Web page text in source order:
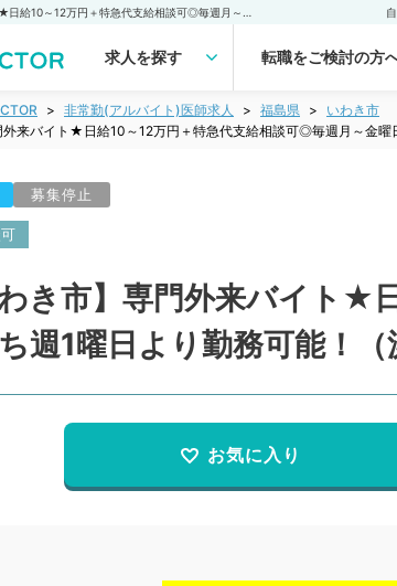
求人を探す 転職をご検討の方
非常勤(アルバイト)医師求人 福島県
いわき市
外来バイト★日給10～12万円＋特急代支給相談可◎毎週月～金曜
募集停止
わき市】専門外来バイト★
週1曜日より勤務可能！（
お気に入り